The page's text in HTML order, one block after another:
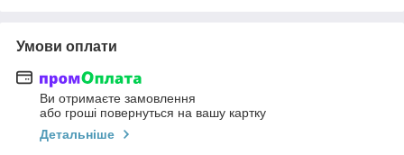
Умови оплати
Ви отримаєте замовлення
або гроші повернуться на вашу картку
Детальніше